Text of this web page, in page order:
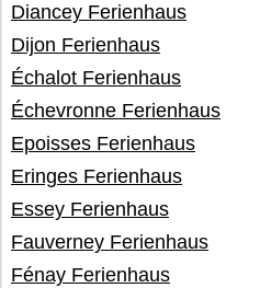
Diancey Ferienhaus
Dijon Ferienhaus
Échalot Ferienhaus
Échevronne Ferienhaus
Epoisses Ferienhaus
Eringes Ferienhaus
Essey Ferienhaus
Fauverney Ferienhaus
Fénay Ferienhaus